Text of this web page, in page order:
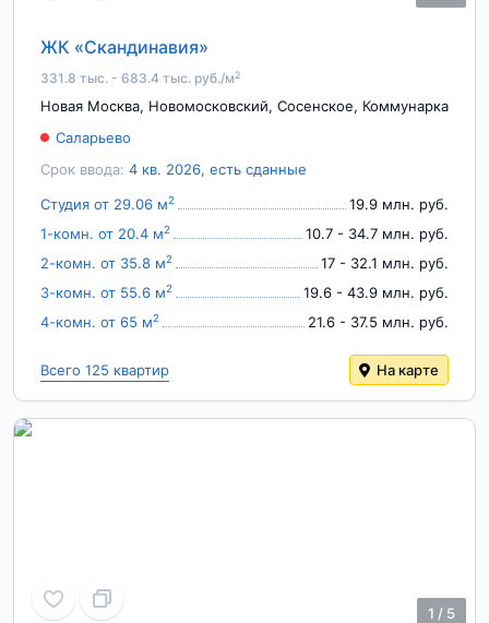
ЖК «Скандинавия»
331.8 тыс. - 683.4 тыс. руб./м2
Новая Москва, Новомосковский, Сосенское, Коммунарка
Срок ввода: 4 кв. 2026, есть сданные
Саларьево
Студия от 29.06 м2
19.9 млн. руб.
1-комн. от 20.4 м2
10.7 - 34.7 млн. руб.
2-комн. от 35.8 м2
17 - 32.1 млн. руб.
3-комн. от 55.6 м2
19.6 - 43.9 млн. руб.
4-комн. от 65 м2 21.6 - 37.5 млн. руб.
Всего 125 квартир На карте
1 / 5